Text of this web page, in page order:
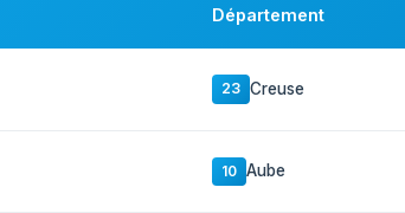
Département
23 Creuse
10 Aube